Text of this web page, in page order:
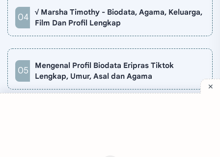
√ Marsha Timothy - Biodata, Agama, Keluarga,
Film Dan Profil Lengkap
Mengenal Profil Biodata Eripras Tiktok
Lengkap, Umur, Asal dan Agama